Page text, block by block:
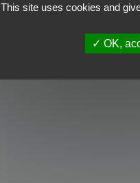
This site uses cookies and
OK,